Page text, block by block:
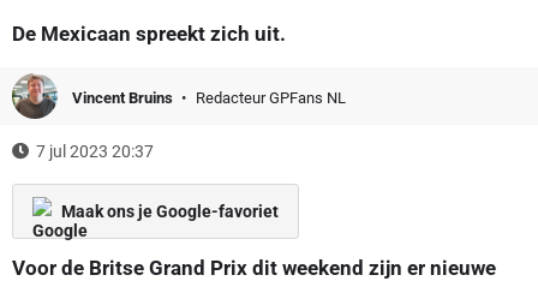
De Mexicaan spreekt zich uit.
Vincent Bruins Redacteur GPFans NL
7 jul 2023 20:37
Maak ons je Google-favoriet
Voor de Britse Grand Prix dit weekend zijn er nieuwe